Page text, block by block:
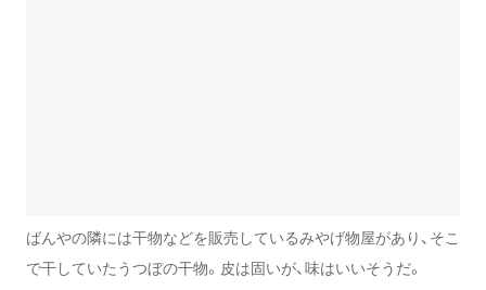
ばんやの隣には干物などを販売しているみやげ物屋があり、そこ
で干していたうつぼの干物。皮は固いが、味はいいそうだ。